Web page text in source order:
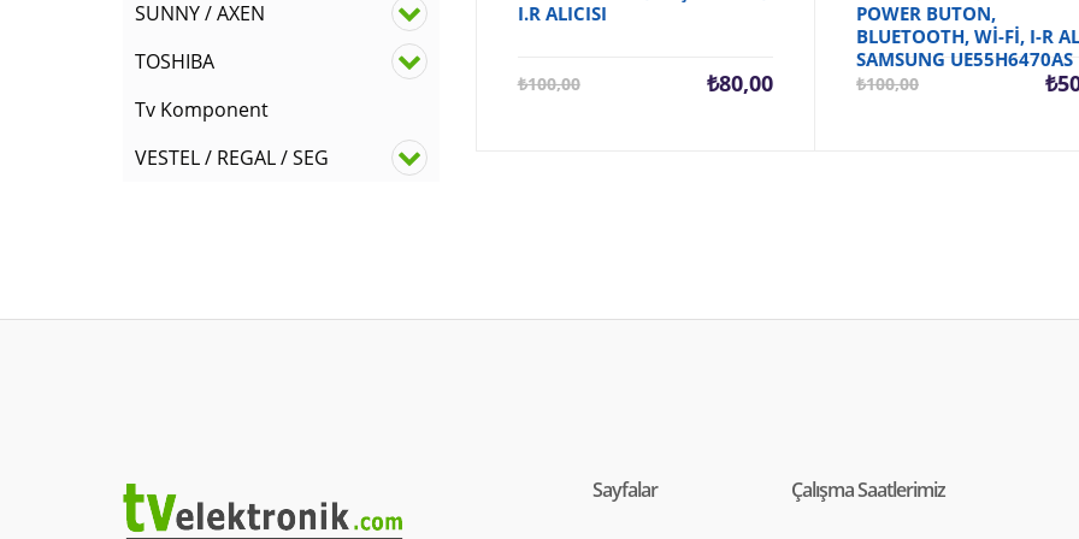
I.R ALICISI
₺100,00
Orijinal
₺80,00
Şu
POWER BUTON,
BLUETOOTH, Wİ-Fİ, I-R
SAMSUNG UE55H6470AS
₺100,00 ₺
Şu
SUNNY / AXEN
TOSHIBA
Tv Komponent
VESTEL / REGAL / SEG
Sayfalar Çalışma Saatlerimiz